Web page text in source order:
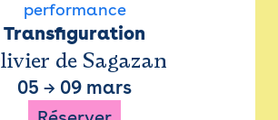
performance
Transfiguration
de Sagazan
05 → 09 mars